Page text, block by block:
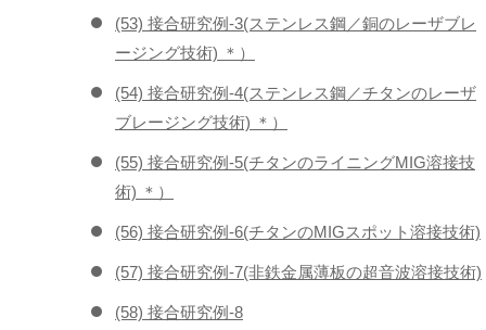
(53) 接合研究例-3(ステンレス鋼／銅のレーザブレ
ージング技術) ＊）
(54) 接合研究例-4(ステンレス鋼／チタンのレーザ
ブレージング技術) ＊）
(55) 接合研究例-5(チタンのライニングMIG溶接技
術) ＊）
(56) 接合研究例-6(チタンのMIGスポット溶接技術)
(57) 接合研究例-7(非鉄金属薄板の超音波溶接技術)
(58) 接合研究例-8